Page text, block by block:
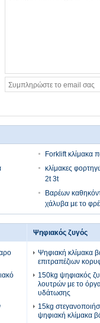
Forklift κλίμακα
κλίμακες
2t 3t
Βαρέων
χάλυβα με το
Ψηφιακός ζυγός
Ψηφιακή κλίμακα
επιτραπέζιων
150kg ψηφιακός
λουτρών με το
υδάτωσης
15kg
ψηφιακή κλίμακα